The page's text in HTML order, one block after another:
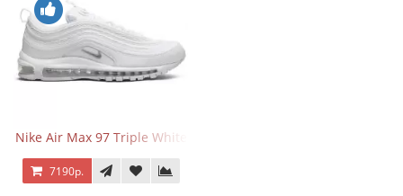
Nike Air Max 97 Triple White
7190р.